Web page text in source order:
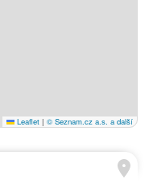
Leaflet | © Seznam.cz a.s. a další